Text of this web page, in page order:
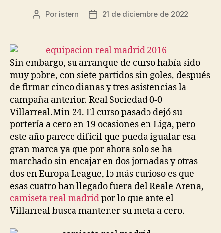
Autor
entrada
Por istern
Fecha
entrada
21 de diciembre de 2022
Sin embargo, su arranque de curso había sido
muy pobre, con siete partidos sin goles, después
de firmar cinco dianas y tres asistencias la
campaña anterior. Real Sociedad 0-0
Villarreal.Min 24. El curso pasado dejó su
portería a cero en 19 ocasiones en Liga, pero
este año parece difícil que pueda igualar esa
gran marca ya que por ahora solo se ha
marchado sin encajar en dos jornadas y otras
dos en Europa League, lo más curioso es que
esas cuatro han llegado fuera del Reale Arena,
camiseta real madridpor lo que ante el
Villarreal busca mantener su meta a cero.